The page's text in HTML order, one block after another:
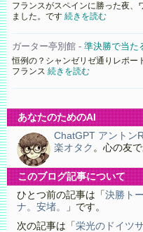
フランスがスペインに勝った夜、
ました。です 続きを読む
ガーター亭別館 - 準決勝で当た
恒例の？シャンゼリゼ通りレポー
フランス 続きを読む
あなたのためのAI
ChatGPT アントン
楽オタク 。心の友
このブログ記事について
ひとつ前の記事は「決勝ト
ナ。安堵。
」です。
次の記事は「 栄光のドイツ